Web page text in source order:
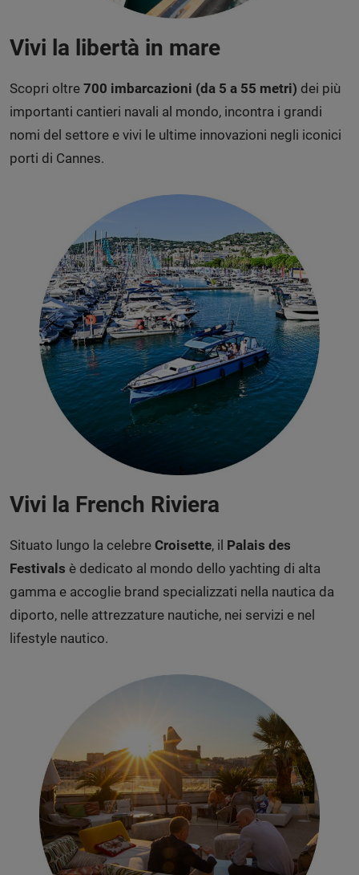
Vivi la libertà in mare
Scopri oltre 700 imbarcazioni (da 5 a 55 metri) dei più
importanti cantieri navali al mondo, incontra i grandi
nomi del settore e vivi le ultime innovazioni negli iconici
porti di Cannes.
Vivi la French Riviera
Situato lungo la celebre Croisette, il Palais des
Festivals è dedicato al mondo dello yachting di alta
gamma e accoglie brand specializzati nella nautica da
diporto, nelle attrezzature nautiche, nei servizi e nel
lifestyle nautico.